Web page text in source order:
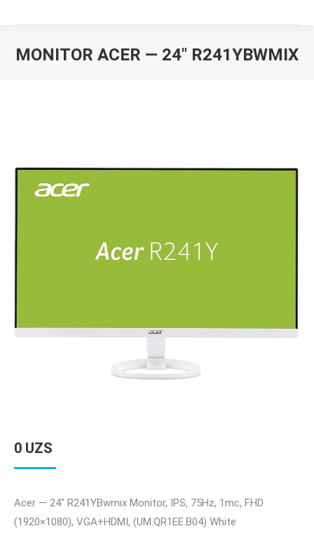
MONITOR ACER — 24″ R241YBWMIX
0 UZS
Acer — 24″ R241YBwmix Monitor, IPS, 75Hz, 1mc, FHD
(1920×1080), VGA+HDMI, (UM.QR1EE.B04) White